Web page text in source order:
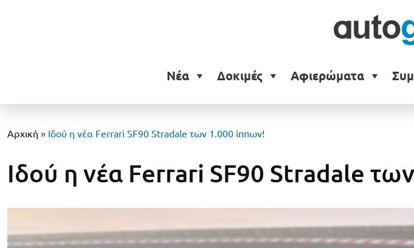
Νέα Δοκιμές Αφιερώματα
Αρχική » Ιδού η νέα Ferrari SF90 Stradale των 1.000 ίππων!
Ιδού η νέα Ferrari SF90 Stradale